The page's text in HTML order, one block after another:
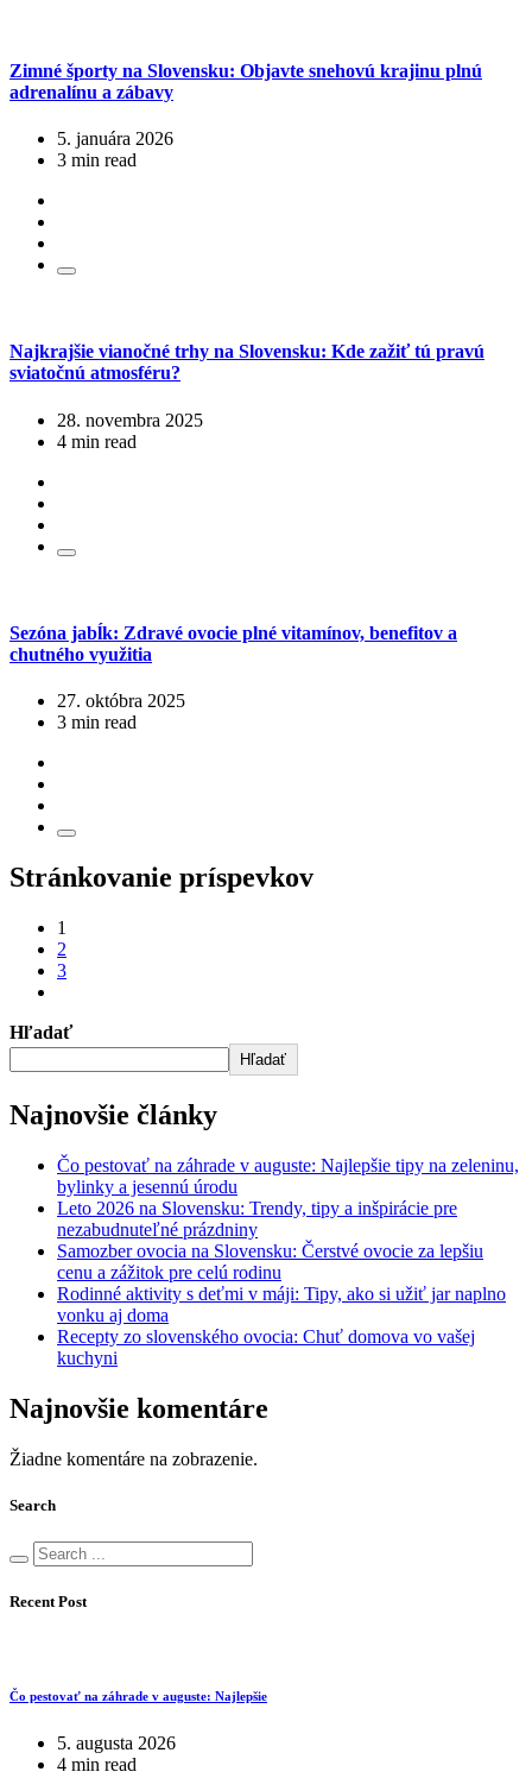
Zimné športy na Slovensku: Objavte snehovú krajinu plnú
adrenalínu a zábavy
5. januára 2026
3 min read
Najkrajšie vianočné trhy na Slovensku: Kde zažiť tú pravú
sviatočnú atmosféru?
28. novembra 2025
4 min read
Sezóna jabĺk: Zdravé ovocie plné vitamínov, benefitov a
chutného využitia
27. októbra 2025
3 min read
Stránkovanie príspevkov
1
2
3
Hľadať
Hľadať
Najnovšie články
Čo pestovať na záhrade v auguste: Najlepšie tipy na zeleninu,
bylinky a jesennú úrodu
Leto 2026 na Slovensku: Trendy, tipy a inšpirácie pre
nezabudnuteľné prázdniny
Samozber ovocia na Slovensku: Čerstvé ovocie za lepšiu
cenu a zážitok pre celú rodinu
Rodinné aktivity s deťmi v máji: Tipy, ako si užiť jar naplno
vonku aj doma
Recepty zo slovenského ovocia: Chuť domova vo vašej
kuchyni
Najnovšie komentáre
Žiadne komentáre na zobrazenie.
Search
Recent Post
Čo pestovať na záhrade v auguste: Najlepšie
5. augusta 2026
4 min read